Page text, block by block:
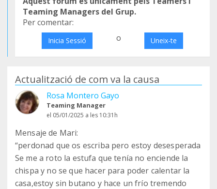
Teaming Managers del Grup.
Per comentar:
Inicia Sessió o Uneix-te
Actualització de com va la causa
Rosa Montero Gayo
Teaming Manager
el 05/01/2025 a les 10:31h
Mensaje de Mari:
“perdonad que os escriba pero estoy desesperada
Se me a roto la estufa que tenía no enciende la
chispa y no se que hacer para poder calentar la
casa,estoy sin butano y hace un frío tremendo